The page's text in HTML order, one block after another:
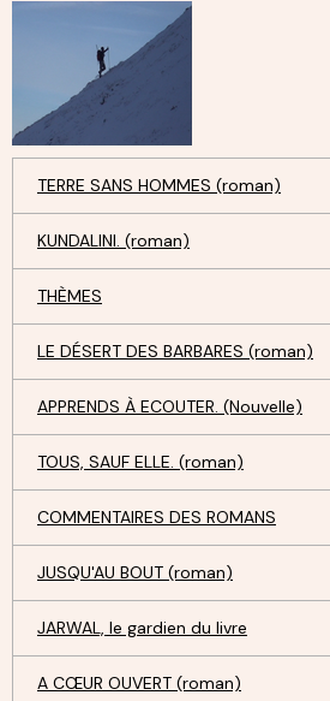
TERRE SANS HOMMES (roman)
KUNDALINI. (roman)
THÈMES
LE DÉSERT DES BARBARES (roman)
APPRENDS À ECOUTER. (Nouvelle)
TOUS, SAUF ELLE. (roman)
COMMENTAIRES DES ROMANS
JUSQU'AU BOUT (roman)
JARWAL, le gardien du livre
A CŒUR OUVERT (roman)